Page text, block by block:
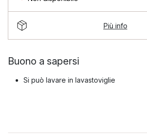
Più info
Buono a sapersi
Si può lavare in lavastoviglie